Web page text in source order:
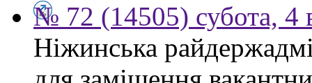
№ 72 (14505) субота, 4
Ніжинська